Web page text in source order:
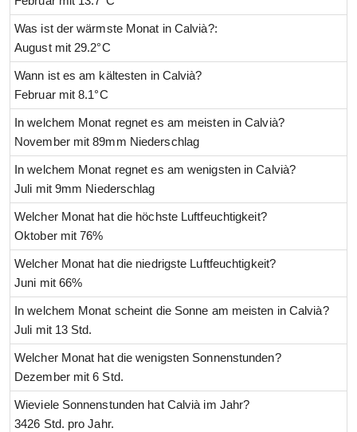
Was ist der wärmste Monat in Calvià?:
August mit 29.2°C
Wann ist es am kältesten in Calvià?
Februar mit 8.1°C
In welchem Monat regnet es am meisten in Calvià?
November mit 89mm Niederschlag
In welchem Monat regnet es am wenigsten in Calvià?
Juli mit 9mm Niederschlag
Welcher Monat hat die höchste Luftfeuchtigkeit?
Oktober mit 76%
Welcher Monat hat die niedrigste Luftfeuchtigkeit?
Juni mit 66%
In welchem Monat scheint die Sonne am meisten in Calvià?
Juli mit 13 Std.
Welcher Monat hat die wenigsten Sonnenstunden?
Dezember mit 6 Std.
Wieviele Sonnenstunden hat Calvià im Jahr?
3426 Std. pro Jahr.